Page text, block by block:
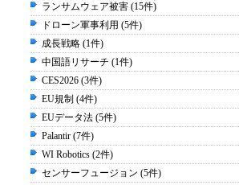
ランサムウェア被害 (15件)
ドローン軍事利用 (5件)
成長戦略 (1件)
中国語リサーチ (1件)
CES2026 (3件)
EU規制 (4件)
EUデータ法 (5件)
Palantir (7件)
WI Robotics (2件)
センサーフュージョン (5件)